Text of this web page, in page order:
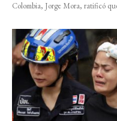
Colombia, Jorge Mora, ratificó